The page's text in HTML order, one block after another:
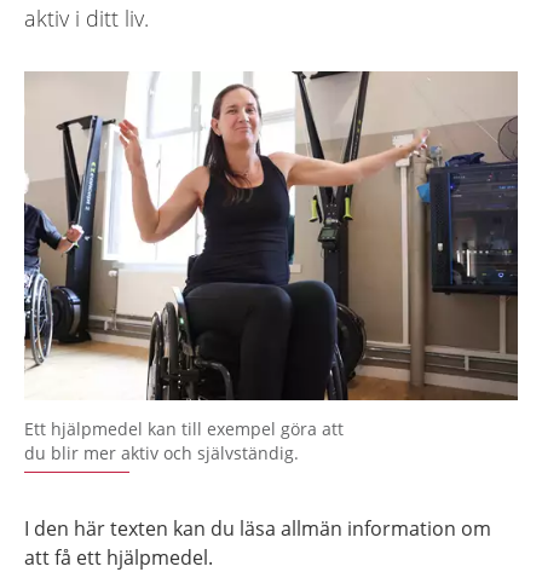
aktiv i ditt liv.
Ett hjälpmedel kan till exempel göra att
du blir mer aktiv och självständig.
I den här texten kan du läsa allmän information om
att få ett hjälpmedel.